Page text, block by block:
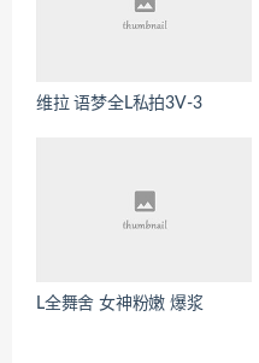
维拉 语梦全L私拍3V-3
L全舞舍 女神粉嫩 爆浆